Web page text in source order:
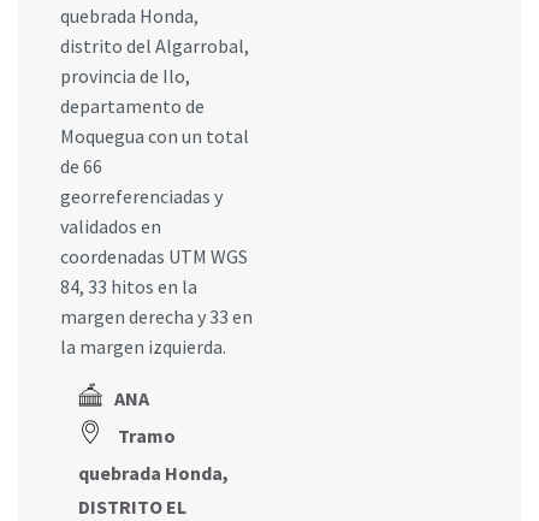
quebrada Honda,
distrito del Algarrobal,
provincia de Ilo,
departamento de
Moquegua con un total
de 66
georreferenciadas y
validados en
coordenadas UTM WGS
84, 33 hitos en la
margen derecha y 33 en
la margen izquierda.
ANA
Tramo
quebrada Honda,
DISTRITO EL